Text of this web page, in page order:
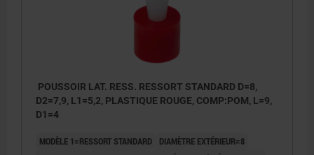
POUSSOIR LAT. RESS. RESSORT STANDARD D=8,
D2=7,9, L1=5,2, PLASTIQUE ROUGE, COMP:POM, L=9,
D1=4
MODÈLE 1=RESSORT STANDARD
DIAMÈTRE EXTÉRIEUR=8